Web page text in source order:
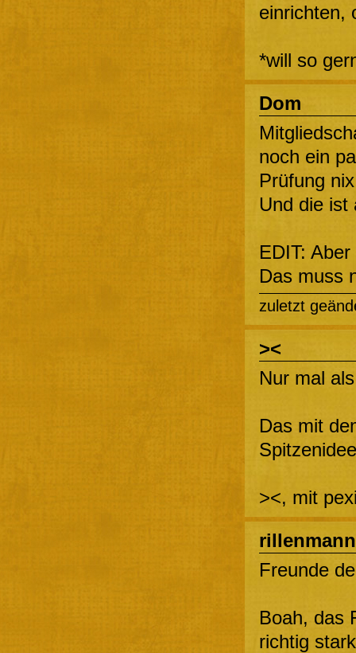
*will so
Dom
noch ein
Prüfung
Und die ist
EDIT:
Das muss
zuletzt
><
Nur mal
Das mit
><, mit
Freunde
Boah, das
richtig